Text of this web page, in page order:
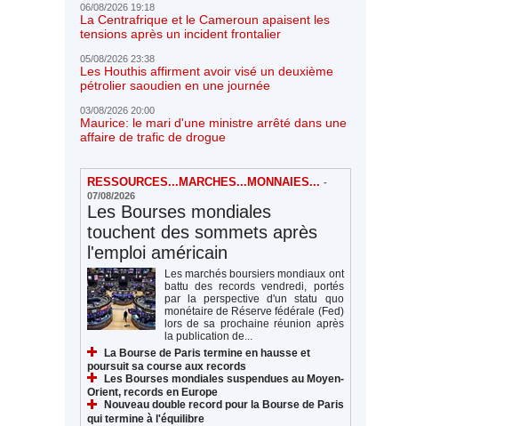
06/08/2026 19:18
La Centrafrique et le Cameroun apaisent les
tensions après un incident frontalier
05/08/2026 23:38
Les Houthis affirment avoir visé un deuxième
pétrolier saoudien en une journée
03/08/2026 20:00
Maurice: le mari d'une ministre arrêté dans une
affaire de trafic de drogue
RESSOURCES...MARCHES...MONNAIES... -
07/08/2026
Les Bourses mondiales
touchent des sommets après
l'emploi américain
Les marchés boursiers mondiaux ont
battu des records vendredi, portés
par la perspective d'un statu quo
monétaire de Réserve fédérale (Fed)
lors de sa prochaine réunion après
la publication de...
La Bourse de Paris termine en hausse et
poursuit sa course aux records
Les Bourses mondiales suspendues au Moyen-
Orient, records en Europe
Nouveau double record pour la Bourse de Paris
qui termine à l'équilibre